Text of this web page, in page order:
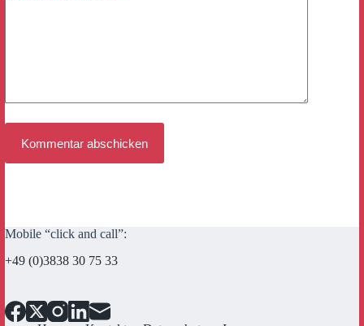
Kommentar abschicken
Mobile “click and call”:
+49 (0)3838 30 75 33